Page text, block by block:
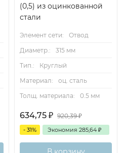
(0,5) из оцинкованной
стали
Элемент сети:
Отвод
Диаметр.:
315 мм
Тип.:
Круглый
Материал:
оц. сталь
Толщ. материала:
0.5 мм
634,75 ₽ 920,39₽
- 31% Экономия 285,64 ₽